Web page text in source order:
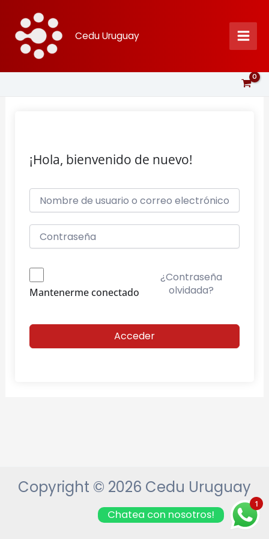
contenido
Cedu Uruguay
¡Hola, bienvenido de nuevo!
Mantenerme conectado
¿Contraseña
olvidada?
Acceder
Copyright © 2026 Cedu Uruguay
1
Chatea con nosotros!